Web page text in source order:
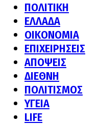
ΠΟΛΙΤΙΚΗ
ΕΛΛΑΔΑ
ΟΙΚΟΝΟΜΙΑ
ΕΠΙΧΕΙΡΗΣΕΙΣ
ΑΠΟΨΕΙΣ
ΔΙΕΘΝΗ
ΠΟΛΙΤΙΣΜΟΣ
ΥΓΕΙΑ
LIFE